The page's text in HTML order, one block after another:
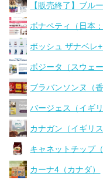
【販売終了】ブル
ボナペティ（日本
ボッシュ ザナベレ+
ボジータ（スウェー
ブラバンソンヌ（香
バージェス（イギリ
カナガン（イギリス
キャネットチップ（
カーナ4（カナダ）